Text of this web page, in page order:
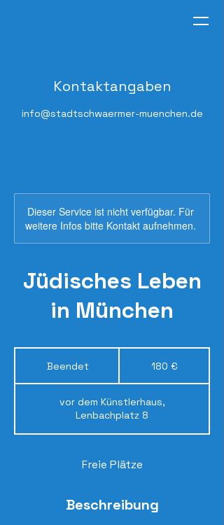
Dieser Service ist nicht verfügbar. Für
weitere Infos bitte Kontakt aufnehmen.
Jüdisches Leben
in München
BeendetB
n
d
e
180 €
vor dem Künstlerhaus,
Lenbachplatz 8
Freie Plätze
Beschreibung
Kontaktangaben
info@stadtschwaermer-muenchen.de